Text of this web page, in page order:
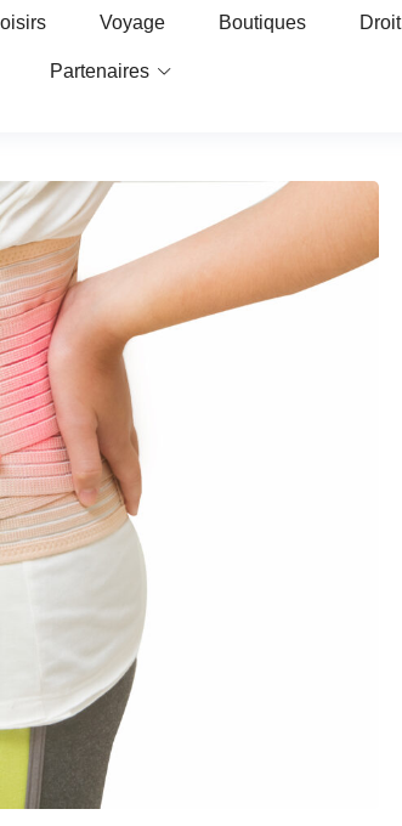
Voyage Boutiques Droit
Partenaires